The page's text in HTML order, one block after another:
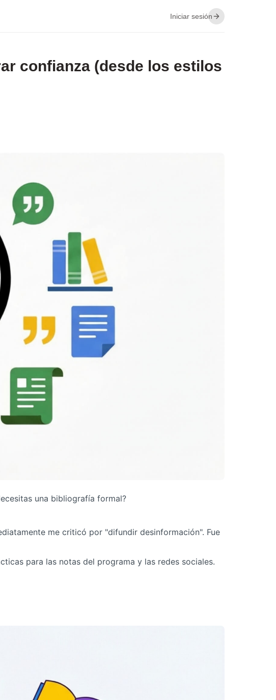
Iniciar sesión
confianza (desde los estilos
una bibliografía formal?
me criticó por "difundir desinformación". Fue
para las notas del programa y las redes sociales.